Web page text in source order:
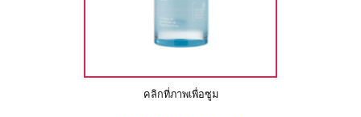
คลิกที่ภาพเพื่อซูม